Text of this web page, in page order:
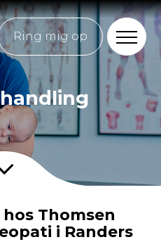
Ring mig op
Thomsen
i Randers